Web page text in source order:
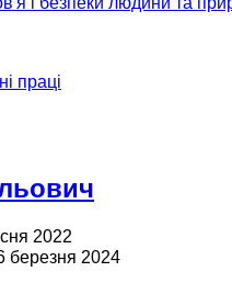
праці
2022
березня 2024